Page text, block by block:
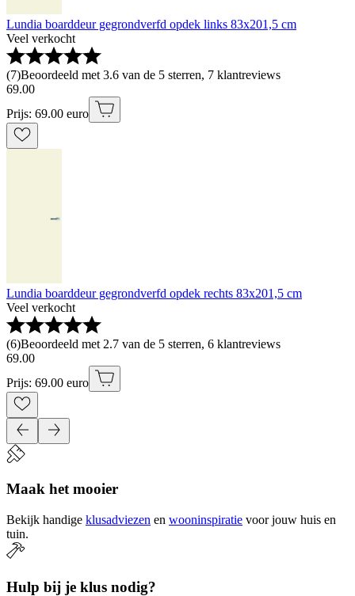
Lundia boarddeur gegrondverfd opdek links 83x201,5 cm
Veel verkocht
(7)Beoordeeld met 3.6 van de 5 sterren, 7 klantreviews
69.00
Prijs: 69.00 euro
Lundia boarddeur gegrondverfd opdek rechts 83x201,5 cm
Veel verkocht
(6)Beoordeeld met 2.7 van de 5 sterren, 6 klantreviews
69.00
Prijs: 69.00 euro
Maak het mooier
Bekijk handige klusadviezen en wooninspiratie voor jouw huis en
tuin.
Hulp bij je klus nodig?